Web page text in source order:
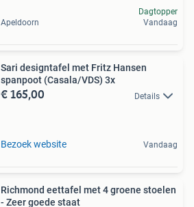
Apeldoorn
Dagtopper
Vandaag
Sari designtafel met Fritz Hansen
spanpoot (Casala/VDS) 3x
€ 165,00 Details
Bezoek website Vandaag
Richmond eettafel met 4 groene stoelen
- Zeer goede staat